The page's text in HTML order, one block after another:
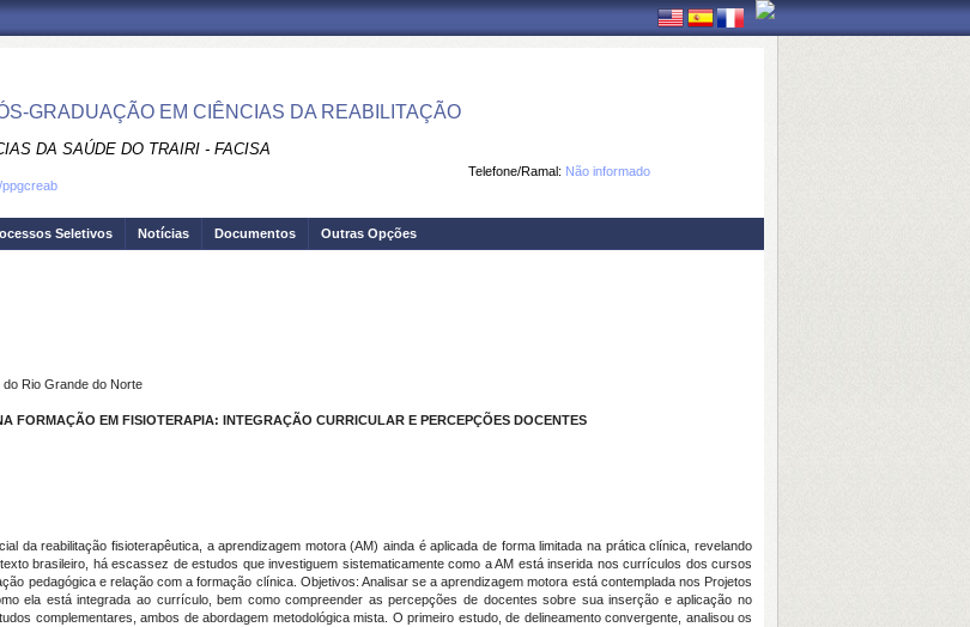
GRADUAÇÃO EM CIÊNCIAS DA REABILITAÇÃO
DA SAÚDE DO TRAIRI - FACISA
Telefone/Ramal: Não informado
Seletivos Notícias Documentos Outras Opções
Rio Grande do Norte
FORMAÇÃO EM FISIOTERAPIA: INTEGRAÇÃO CURRICULAR E PERCEPÇÕES DOCENTES
da reabilitação fisioterapêutica, a aprendizagem motora (AM) ainda é aplicada de forma limitada na prática clínica, revelando
brasileiro, há escassez de estudos que investiguem sistematicamente como a AM está inserida nos currículos dos cursos
pedagógica e relação com a formação clínica. Objetivos: Analisar se a aprendizagem motora está contemplada nos Projetos
ela está integrada ao currículo, bem como compreender as percepções de docentes sobre sua inserção e aplicação no
complementares, ambos de abordagem metodológica mista. O primeiro estudo, de delineamento convergente, analisou os